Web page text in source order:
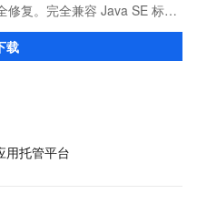
修复。完全兼容 Java SE 标
括 Linux、Windows 和
载
用托管平台